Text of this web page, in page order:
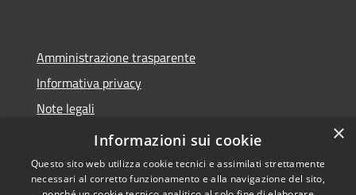
Amministrazione trasparente
Informativa privacy
Note legali
Dichiarazione di accessibilità
×
Informazioni sui cookie
Questo sito web utilizza cookie tecnici e assimilati strettamente
necessari al corretto funzionamento e alla navigazione del sito,